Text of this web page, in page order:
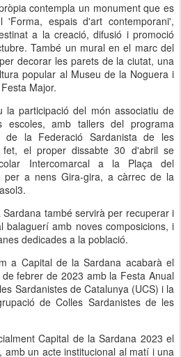
contempla un monument que es
espais d'art contemporani',
a la creació, difusió i promoció
També un mural en el marc del
decorar les parets de la ciutat, una
popular al Museu de la Noguera i
Major.
la participació del món associatiu de
escoles, amb tallers del programa
de la Federació Sardanista de les
el proper dissabte 30 d'abril se
Intercomarcal a la Plaça del
per a nens Gira-gira, a càrrec de la
també servirà per recuperar i
balaguerí amb noves composicions, i
dedicades a la població.
a Capital de la Sardana acabarà el
febrer de 2023 amb la Festa Anual
Sardanistes de Catalunya (UCS) i la
de Colles Sardanistes de les
Capital de la Sardana 2023 el
un acte institucional al matí i una